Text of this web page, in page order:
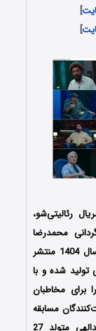
]
]
رئالیتی‌شو،
محمدرضا
علیمردانی و تهیه‌کنندگی علی سرور است که در سال 1404 منتشر
تولید شده و با
برای مخاطبان
مسابقه
انجمن اشباح صحرا اسدالهی است؛ صحرا اسدالهی متولد 27